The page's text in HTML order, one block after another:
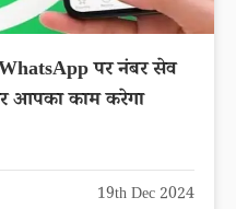
पर नंबर सेव
आपका काम करेगा
19th Dec 2024